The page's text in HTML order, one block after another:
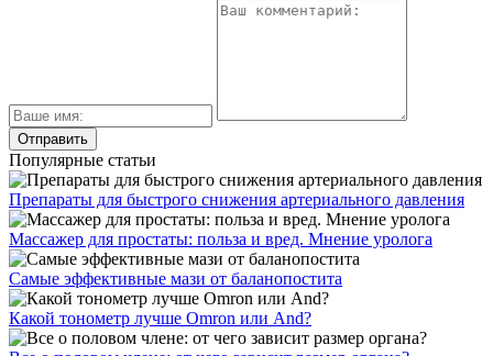
Популярные статьи
Препараты для быстрого снижения артериального давления
Массажер для простаты: польза и вред. Мнение уролога
Самые эффективные мази от баланопостита
Какой тонометр лучше Omron или And?